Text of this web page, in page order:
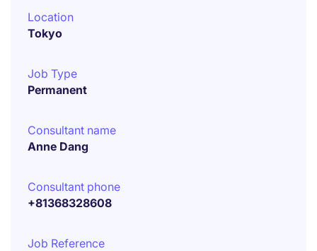
Location
Tokyo
Job Type
Permanent
Consultant name
Anne Dang
Consultant phone
+81368328608
Job Reference